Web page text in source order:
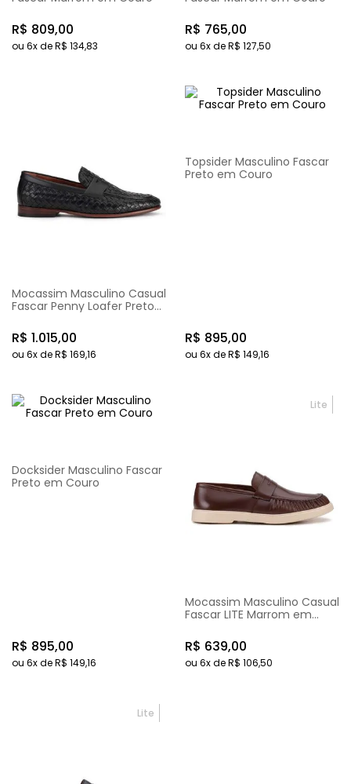
R$ 809,00
ou 6x deR$ 134,83
R$ 765,00
ou 6x deR$ 127,50
Mocassim Masculino Casual
Fascar Penny Loafer Preto
R$ 1.015,00
ou 6x deR$ 169,16
Topsider Masculino Fascar
Preto em Couro
R$ 895,00
ou 6x deR$ 149,16
Docksider Masculino Fascar
Preto em Couro
R$ 895,00
ou 6x deR$ 149,16
Lite
Mocassim Masculino Casual
Fascar LITE Marrom em
R$ 639,00
ou 6x deR$ 106,50
Lite